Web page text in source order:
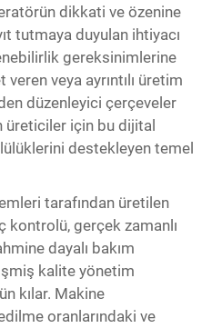
dikkati ve özenine
tutmaya duyulan ihtiyacı
gereksinimlerine
veya ayrıntılı üretim
düzenleyici çerçeveler
üreticiler için bu dijital
destekleyen temel
tarafından üretilen
gerçek zamanlı
dayalı bakım
kalite yönetim
kılar. Makine
oranlarındaki ve